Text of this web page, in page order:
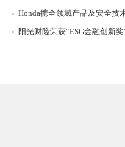
Honda携全领域产品及安全技
阳光财险荣获“ESG金融创新奖